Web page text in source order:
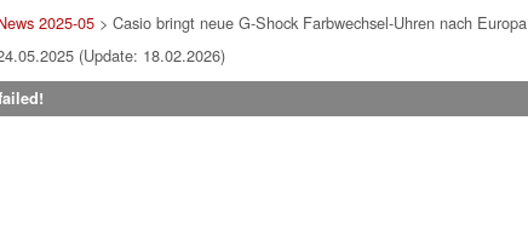
2025-05 > Casio bringt neue G-Shock Farbwechsel-Uhren nach Europa
(Update: 18.02.2026)